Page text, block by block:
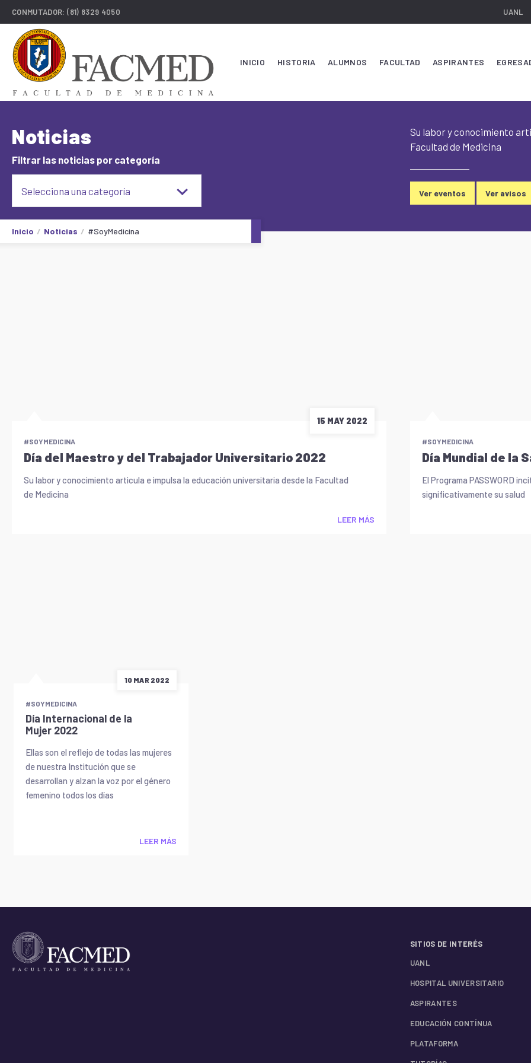
CONMUTADOR:(81) 8329 4050 UANL
INICIO HISTORIA ALUMNOS FACULTAD ASPIRANTES
Noticias
Filtrar las noticias por categoría
Selecciona una categoría
Su labor y conocimiento
Facultad de Medicina
Ver eventos Ver avisos
Inicio Noticias #SoyMedicina
15 MAY 2022
#SOYMEDICINA
Día del Maestro y del Trabajador Universitario 2022
Su labor y conocimiento articula e impulsa la educación universitaria desde la Facultad
de Medicina
LEER MÁS
#SOYMEDICINA
Día Mundial de la
El Programa PASSWORD
significativamente su salud
10 MAR 2022
#SOYMEDICINA
Día Internacional de la
Mujer 2022
Ellas son el reflejo de todas las mujeres
de nuestra Institución que se
desarrollan y alzan la voz por el género
femenino todos los días
LEER MÁS
SITIOS DE INTERÉS
UANL
HOSPITAL UNIVERSITARIO
ASPIRANTES
EDUCACIÓN CONTÍNUA
PLATAFORMA